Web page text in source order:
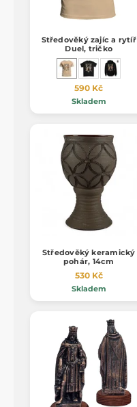
Středověký zajíc a rytíř
Duel, tričko
590 Kč
Skladem
Středověký keramický
pohár, 14cm
530 Kč
Skladem